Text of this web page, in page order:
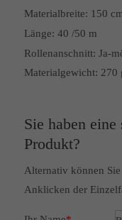
Materialbreite: 150
Länge: 40 /50 m
Rollenanschnitt: Ja-
Materialgewicht: 270
Sie haben
Produkt?
Alternativ können
Anklicken der